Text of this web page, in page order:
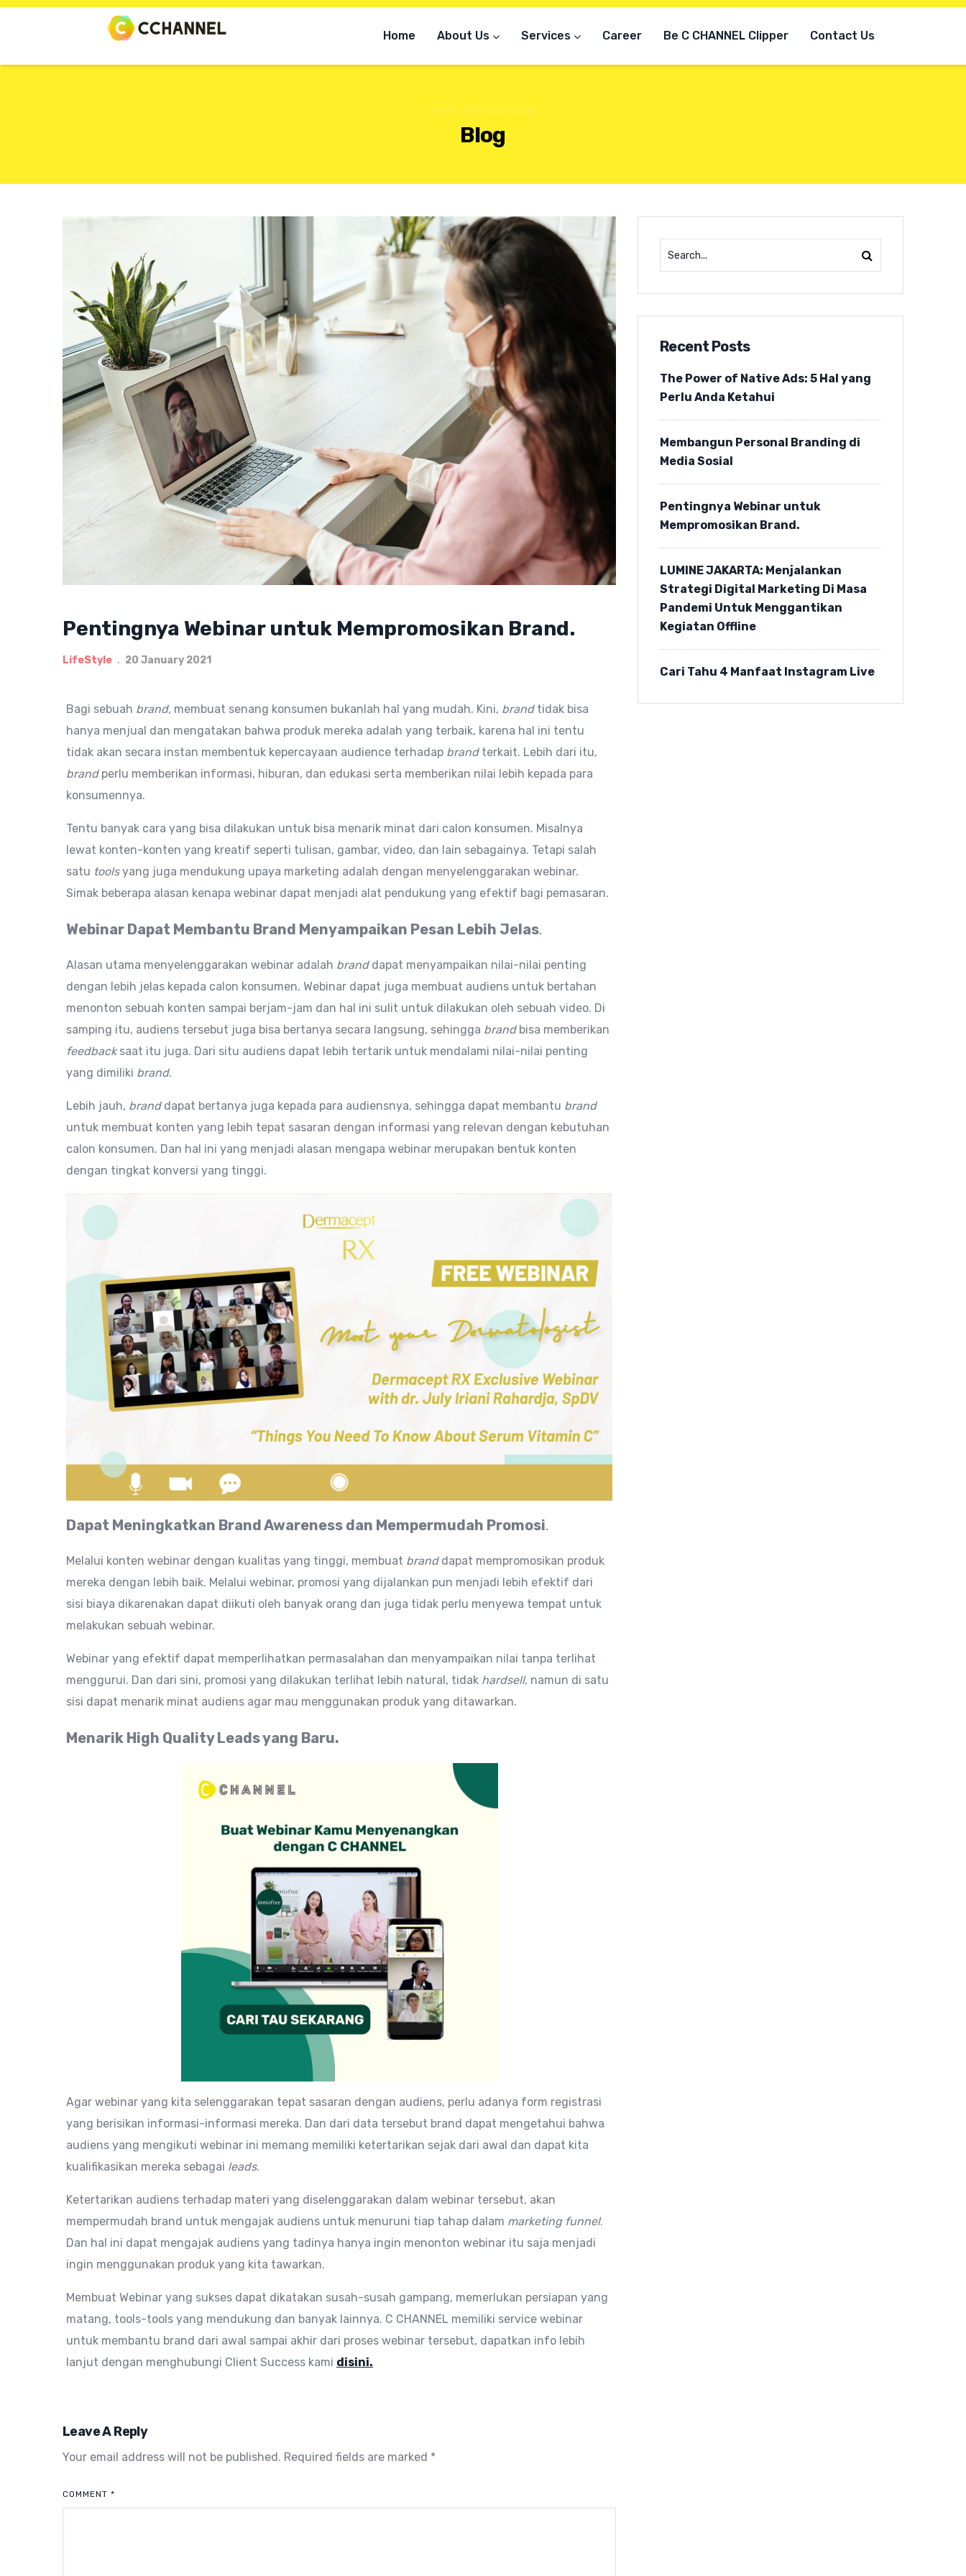
Home About Us Services Career Be C CHANNEL Clipper Contact Us
Home . LifeStyleLifeStyle
Blog
Pentingnya Webinar untuk Mempromosikan Brand.
LifeStyle 20 January 2021
Bagi sebuah brand, membuat senang konsumen bukanlah hal yang mudah. Kini, brandtidak bisa
hanya menjual dan mengatakan bahwa produk mereka adalah yang terbaik, karena hal ini tentu
tidak akan secara instan membentuk kepercayaan audience terhadap brandterkait. Lebih dari itu,
brandperlu memberikan informasi, hiburan, dan edukasi serta memberikan nilai lebih kepada para
konsumennya.
Tentu banyak cara yang bisa dilakukan untuk bisa menarik minat dari calon konsumen. Misalnya
lewat konten-konten yang kreatif seperti tulisan, gambar, video, dan lain sebagainya. Tetapi salah
satu toolsyang juga mendukung upaya marketing adalah dengan menyelenggarakan webinar.
Simak beberapa alasan kenapa webinar dapat menjadi alat pendukung yang efektif bagi pemasaran.
Webinar Dapat Membantu Brand Menyampaikan Pesan Lebih Jelas.
Alasan utama menyelenggarakan webinar adalah branddapat menyampaikan nilai-nilai penting
dengan lebih jelas kepada calon konsumen. Webinar dapat juga membuat audiens untuk bertahan
menonton sebuah konten sampai berjam-jam dan hal ini sulit untuk dilakukan oleh sebuah video. Di
samping itu, audiens tersebut juga bisa bertanya secara langsung, sehingga brandbisa memberikan
feedbacksaat itu juga. Dari situ audiens dapat lebih tertarik untuk mendalami nilai-nilai penting
yang dimiliki brand.
Lebih jauh, branddapat bertanya juga kepada para audiensnya, sehingga dapat membantu brand
untuk membuat konten yang lebih tepat sasaran dengan informasi yang relevan dengan kebutuhan
calon konsumen. Dan hal ini yang menjadi alasan mengapa webinar merupakan bentuk konten
dengan tingkat konversi yang tinggi.
Dapat Meningkatkan Brand Awareness dan Mempermudah Promosi.
Melalui konten webinar dengan kualitas yang tinggi, membuat branddapat mempromosikan produk
mereka dengan lebih baik. Melalui webinar, promosi yang dijalankan pun menjadi lebih efektif dari
sisi biaya dikarenakan dapat diikuti oleh banyak orang dan juga tidak perlu menyewa tempat untuk
melakukan sebuah webinar.
Webinar yang efektif dapat memperlihatkan permasalahan dan menyampaikan nilai tanpa terlihat
menggurui. Dan dari sini, promosi yang dilakukan terlihat lebih natural, tidak hardsell, namun di satu
sisi dapat menarik minat audiens agar mau menggunakan produk yang ditawarkan.
Menarik High Quality Leads yang Baru.
Agar webinar yang kita selenggarakan tepat sasaran dengan audiens, perlu adanya form registrasi
yang berisikan informasi-informasi mereka. Dan dari data tersebut brand dapat mengetahui bahwa
audiens yang mengikuti webinar ini memang memiliki ketertarikan sejak dari awal dan dapat kita
kualifikasikan mereka sebagai leads.
Ketertarikan audiens terhadap materi yang diselenggarakan dalam webinar tersebut, akan
mempermudah brand untuk mengajak audiens untuk menuruni tiap tahap dalam marketing funnel.
Dan hal ini dapat mengajak audiens yang tadinya hanya ingin menonton webinar itu saja menjadi
ingin menggunakan produk yang kita tawarkan.
Membuat Webinar yang sukses dapat dikatakan susah-susah gampang, memerlukan persiapan yang
matang, tools-tools yang mendukung dan banyak lainnya. C CHANNEL memiliki service webinar
untuk membantu brand dari awal sampai akhir dari proses webinar tersebut, dapatkan info lebih
lanjut dengan menghubungi Client Success kami disini.
Leave A Reply
Your email address will not be published. Required fields are marked *
COMMENT *
Recent Posts
The Power of Native Ads: 5 Hal yang
Perlu Anda Ketahui
Membangun Personal Branding di
Media Sosial
Pentingnya Webinar untuk
Mempromosikan Brand.
LUMINE JAKARTA: Menjalankan
Strategi Digital Marketing Di Masa
Pandemi Untuk Menggantikan
Kegiatan Offline
Cari Tahu 4 Manfaat Instagram Live